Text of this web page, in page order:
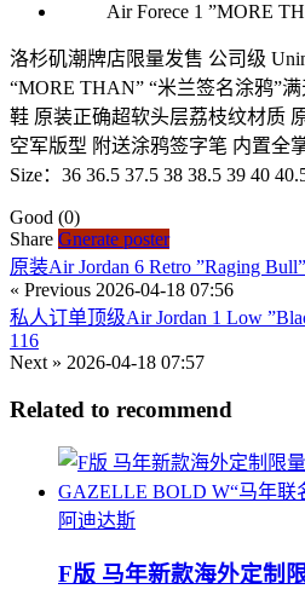
洛杉矶潮牌店限量发售 公司级
“MORE THAN” “米兰签名涂鸦”
鞋 原装正确超软头层荔枝纹材质
空军版型 附送涂鸦签字笔 内置全
Size：36 36.5 37.5 38 38.5 39 40
Good (0)
Share Gnerate poster
原装Air Jordan 6 Retro ”Raging
« Previous 2026-04-18 07:56
私人订单顶级Air Jordan 1 Low
116
Next » 2026-04-18 07:57
Related to recommend
阿迪达斯
F版 马年新款海外定制